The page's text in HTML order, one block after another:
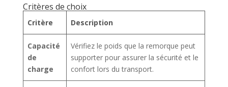
Critères de choix
Critère Description
Capacité
de
charge
Vérifiez le poids que la remorque peut
supporter pour assurer la sécurité et le
confort lors du transport.